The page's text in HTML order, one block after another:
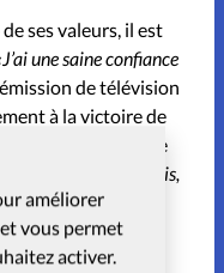
améliorer
vous permet
activer.
ses valeurs, il est
une saine confiance
de télévision
à la victoire de
il a compris que
situations.
«Depuis,
tout se passe bien
cette même